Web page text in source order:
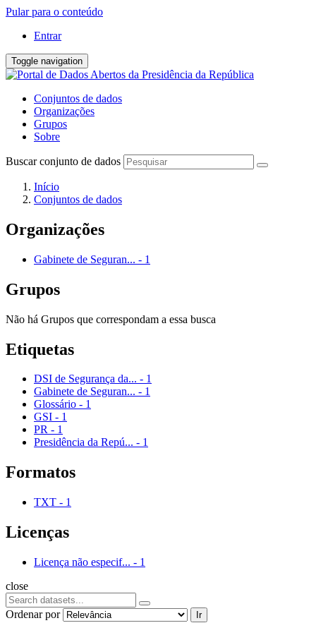
Pular para o conteúdo
Entrar
Toggle navigation
Conjuntos de dados
Organizações
Grupos
Sobre
Buscar conjunto de dados
Início
Conjuntos de dados
Organizações
Gabinete de Seguran... - 1
Grupos
Não há Grupos que correspondam a essa busca
Etiquetas
DSI de Segurança da... - 1
Gabinete de Seguran... - 1
Glossário - 1
GSI - 1
PR - 1
Presidência da Repú... - 1
Formatos
TXT - 1
Licenças
Licença não especif... - 1
close
Ordenar por Ir